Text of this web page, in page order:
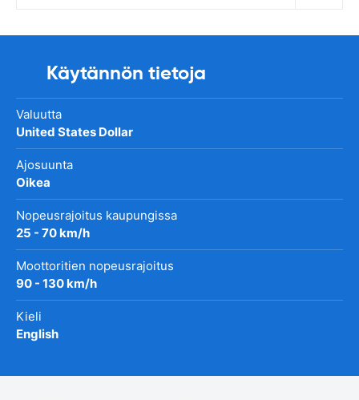
Käytännön tietoja
Valuutta
United States Dollar
Ajosuunta
Oikea
Nopeusrajoitus kaupungissa
25 - 70 km/h
Moottoritien nopeusrajoitus
90 - 130 km/h
Kieli
English